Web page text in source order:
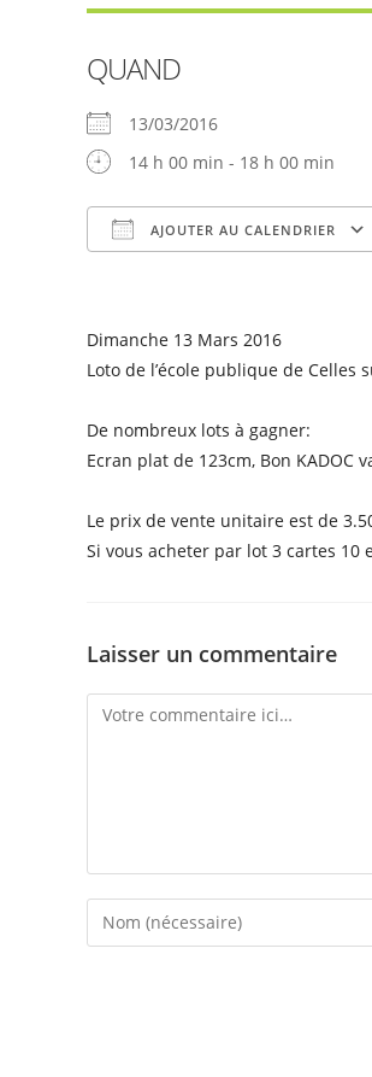
QUAND
13/03/2016
14 h 00 min - 18 h 00 min
AJOUTER AU CALENDRIER
Dimanche 13 Mars 2016
Loto de l’école publique de Celles
De nombreux lots à gagner:
Ecran plat de 123cm, Bon
Le prix de vente unitaire est de
Si vous acheter par lot 3 cartes 10
Laisser un commentaire